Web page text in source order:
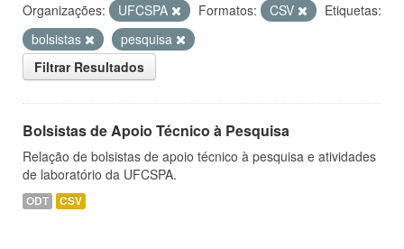
Organizações: UFCSPA Formatos: CSV
Etiquetas:
bolsistas
pesquisa
Filtrar Resultados
Bolsistas de Apoio Técnico à Pesquisa
Relação de bolsistas de apoio técnico à pesquisa e atividades
de laboratório da UFCSPA.
ODT CSV